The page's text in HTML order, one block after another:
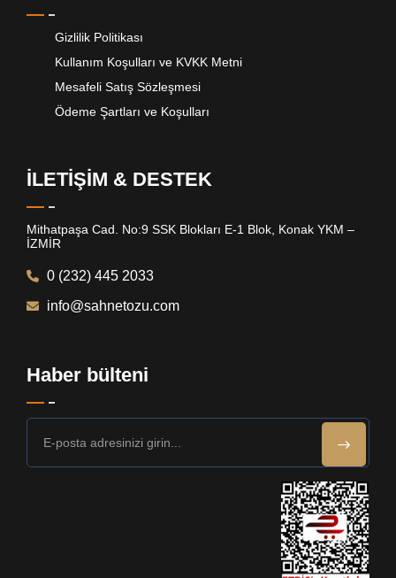
Gizlilik Politikası
Kullanım Koşulları ve KVKK Metni
Mesafeli Satış Sözleşmesi
Ödeme Şartları ve Koşulları
İLETİŞİM & DESTEK
Mithatpaşa Cad. No:9 SSK Blokları E-1 Blok, Konak YKM –
İZMİR
0 (232) 445 2033
info@sahnetozu.com
Haber bülteni